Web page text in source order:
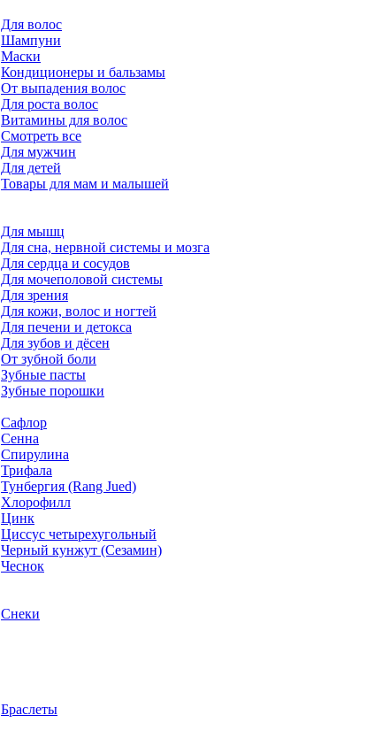
Для волос
Шампуни
Маски
Кондиционеры и бальзамы
От выпадения волос
Для роста волос
Витамины для волос
Смотреть все
Для мужчин
Для детей
Товары для мам и малышей
Для мышц
Для сна, нервной системы и мозга
Для сердца и сосудов
Для мочеполовой системы
Для зрения
Для кожи, волос и ногтей
Для печени и детокса
Для зубов и дёсен
От зубной боли
Зубные пасты
Зубные порошки
Сафлор
Сенна
Спирулина
Трифала
Тунбергия (Rang Jued)
Хлорофилл
Цинк
Циссус четырехугольный
Черный кунжут (Сезамин)
Чеснок
Снеки
Браслеты